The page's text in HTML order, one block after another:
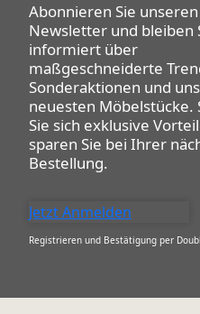
Abonnieren Sie unseren
Newsletter und bleiben
informiert über
maßgeschneiderte
Sonderaktionen und
neuesten Möbelstücke.
Sie sich exklusive
sparen Sie bei Ihrer
Bestellung.
Jetzt Anmelden
Registrieren und Bestätigung per